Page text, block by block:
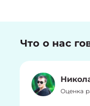
Что о нас
Оценка